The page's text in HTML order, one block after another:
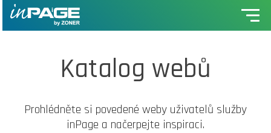
Katalog webů
Prohlédněte si povedené weby uživatelů služby
inPage a načerpejte inspiraci.